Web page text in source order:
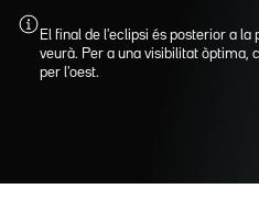
El final de l'eclipsi és posterior a la
veurà. Per a una visibilitat òptima,
per l'oest.